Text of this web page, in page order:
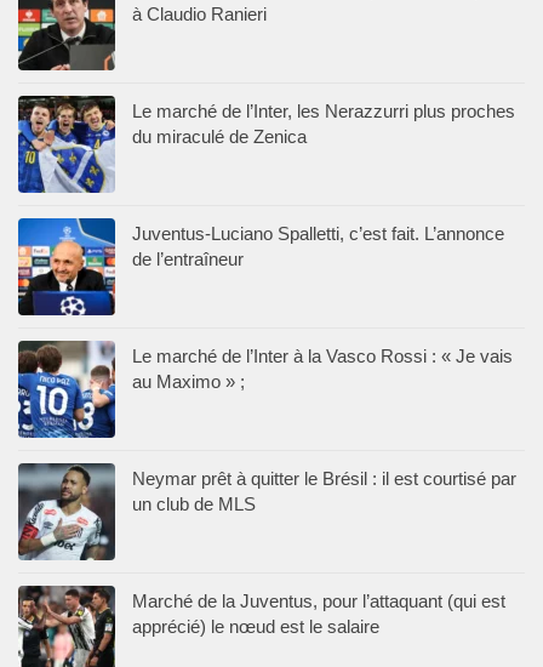
à Claudio Ranieri
Le marché de l’Inter, les Nerazzurri plus proches
du miraculé de Zenica
Juventus-Luciano Spalletti, c’est fait. L’annonce
de l’entraîneur
Le marché de l’Inter à la Vasco Rossi : « Je vais
au Maximo » ;
Neymar prêt à quitter le Brésil : il est courtisé par
un club de MLS
Marché de la Juventus, pour l’attaquant (qui est
apprécié) le nœud est le salaire